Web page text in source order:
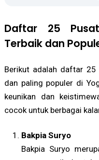
Daftar 25
Terbaik dan
Berikut adalah daftar
dan paling populer di
keunikan dan
cocok untuk berbagai
Bakpia Suryo
Bakpia Suryo